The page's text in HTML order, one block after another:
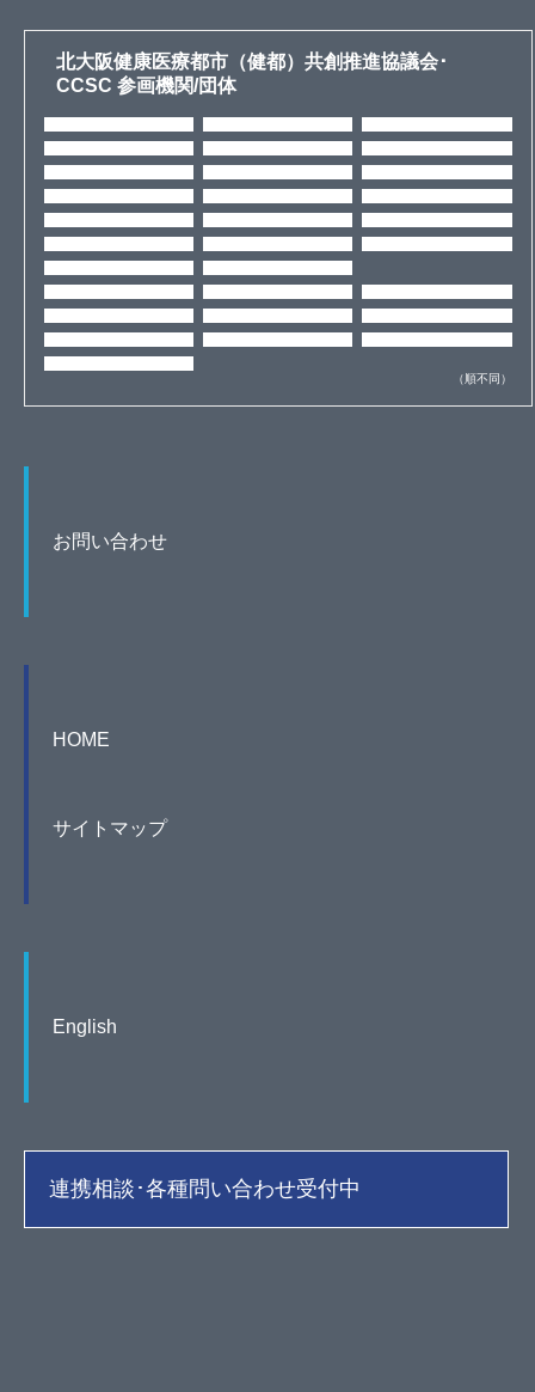
北大阪健康医療都市（健都）共創推進協議会･
CCSC 参画機関/団体
（順不同）
お問い合わせ
HOME
サイトマップ
English
連携相談･各種問い合わせ受付中